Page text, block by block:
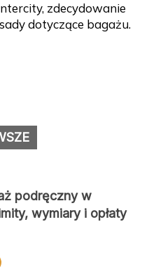
zdecydowanie
dotyczące bagażu.
podręczny w
wymiary i opłaty